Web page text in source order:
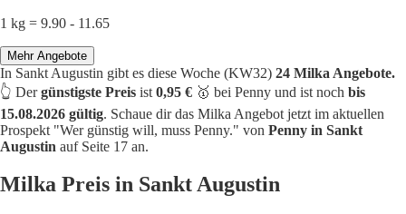
1 kg = 9.90 - 11.65
Mehr Angebote
In Sankt Augustin gibt es diese Woche (KW32) 24 Milka Angebote.
👆 Dergünstigste Preis ist 0,95 € 🥇 bei Penny und ist noch bis
15.08.2026 gültig. Schaue dir das Milka Angebot jetzt im aktuellen
Prospekt "Wer günstig will, muss Penny." von Penny in Sankt
Augustin auf Seite 17 an.
Milka Preis in Sankt Augustin